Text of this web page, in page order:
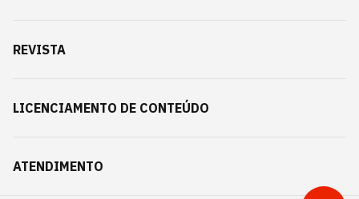
REVISTA
LICENCIAMENTO DE CONTEÚDO
ATENDIMENTO